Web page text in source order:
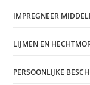
IMPREGNEER
LIJMEN EN
PERSOONLIJKE